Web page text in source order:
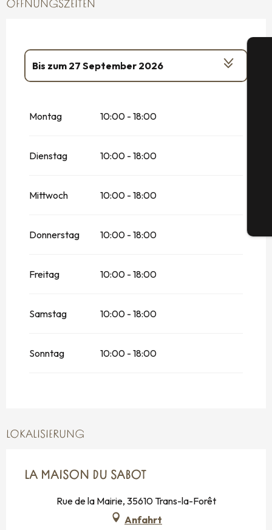
ÖFFNUNGSZEITEN
vom14 Februar 2026bis zum
Bis zum 27 September 2026
Montag 10:00 - 18:00
Dienstag 10:00 - 18:00
Mittwoch 10:00 - 18:00
Donnerstag 10:00 - 18:00
Freitag 10:00 - 18:00
Samstag 10:00 - 18:00
Sonntag 10:00 - 18:00
LOKALISIERUNG
LA MAISON DU SABOT
Rue de la Mairie, 35610 Trans-la-Forêt
Anfahrt